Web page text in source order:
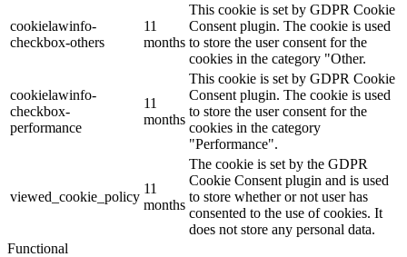
cookielawinfo-
checkbox-others
11
months
This cookie is set by GDPR Cookie
Consent plugin. The cookie is used
to store the user consent for the
cookies in the category "Other.
cookielawinfo-
checkbox-
performance
11
months
This cookie is set by GDPR Cookie
Consent plugin. The cookie is used
to store the user consent for the
cookies in the category
"Performance".
viewed_cookie_policy
11
months
The cookie is set by the GDPR
Cookie Consent plugin and is used
to store whether or not user has
consented to the use of cookies. It
does not store any personal data.
Functional